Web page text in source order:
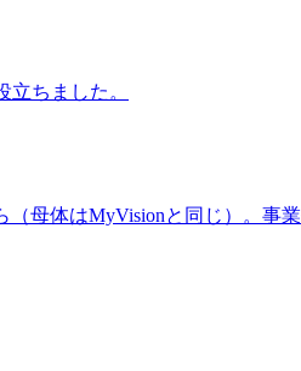
ちました。
母体はMyVisionと同じ）。事